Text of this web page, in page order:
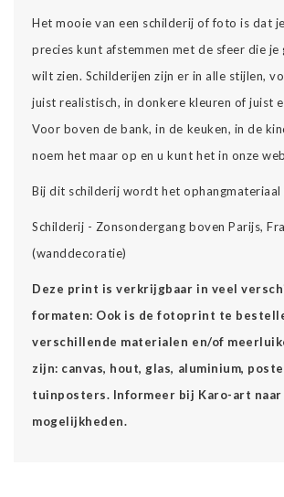
Het mooie van een schilderij of foto is dat
precies kunt afstemmen met de sfeer die je
wilt zien. Schilderijen zijn er in alle stijlen,
juist realistisch, in donkere kleuren of juist
Voor boven de bank, in de keuken, in de
noem het maar op en u kunt het in onze
Bij dit schilderij wordt het ophangmateriaal
Schilderij - Zonsondergang boven Parijs,
(wanddecoratie)
Deze print is verkrijgbaar in veel
formaten: Ook is de fotoprint te
verschillende materialen en/of
zijn: canvas, hout, glas, aluminium,
tuinposters. Informeer bij Karo-art naar
mogelijkheden.